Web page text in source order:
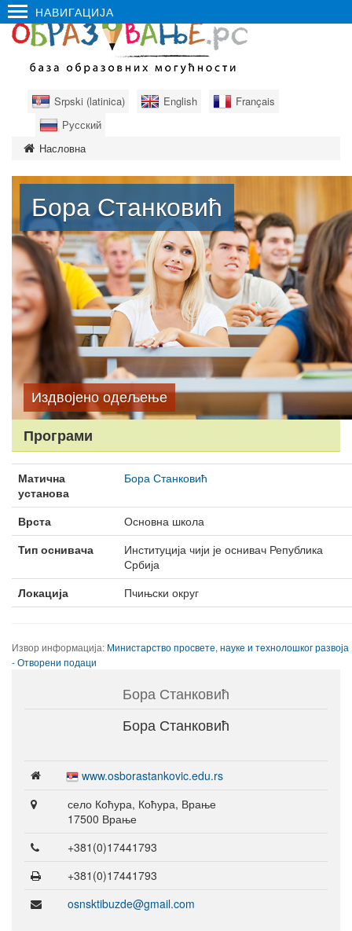
НАВИГАЦИЈА
Srpski (latinica) English
Français
Русский
Насловна
Бора Станковић
Издвојено одељење
Програми
Матична
установа
Бора Станковић
Врста
Основна школа
Тип оснивача
Институција чији је оснивач Република
Србија
Локација
Пчињски округ
Извор информација: Министарство просвете, науке и технолошког развоја
- Отворени подаци
Бора Станковић
Бора Станковић
www.osborastankovic.edu.rs
село Коћура, Коћура, Врање
17500 Врање
+381(0)17441793
+381(0)17441793
osnsktibuzde@gmail.com